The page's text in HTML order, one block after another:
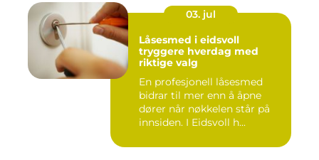
03. jul
Låsesmed i eidsvoll
tryggere hverdag med
riktige valg
En profesjonell låsesmed
bidrar til mer enn å åpne
dører når nøkkelen står på
innsiden. I Eidsvoll h...